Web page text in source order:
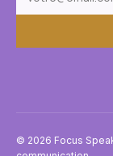
© 2026 Focus